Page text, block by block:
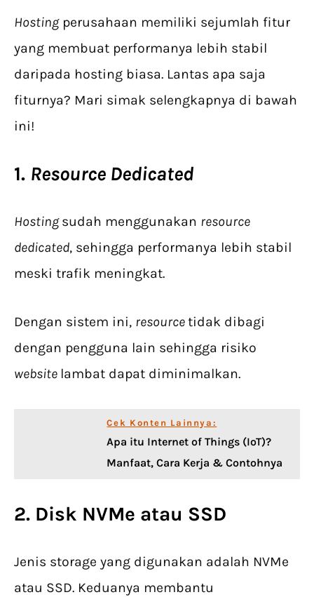
Hostingperusahaan memiliki sejumlah fitur
yang membuat performanya lebih stabil
daripada hosting biasa. Lantas apa saja
fiturnya? Mari simak selengkapnya di bawah
ini!
1. Resource Dedicated
Hostingsudah menggunakan resource
dedicated, sehingga performanya lebih stabil
meski trafik meningkat.
Dengan sistem ini, resourcetidak dibagi
dengan pengguna lain sehingga risiko
website lambat dapat diminimalkan.
Cek Konten Lainnya:
Apa itu Internet of Things (IoT)?
Manfaat, Cara Kerja & Contohnya
2. Disk NVMe atau SSD
Jenis storage yang digunakan adalah NVMe
atau SSD. Keduanya membantu